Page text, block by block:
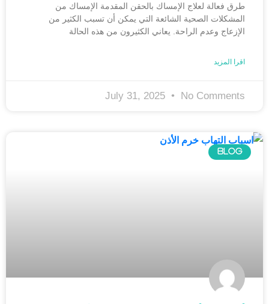
طرق فعالة لعلاج الإمساك بالحقن المقدمة الإمساك من
المشكلات الصحية الشائعة التي يمكن أن تسبب الكثير من
الإزعاج وعدم الراحة. يعاني الكثيرون من هذه الحالة
اقرا المزيد
July 31, 2025 No Comments
BLOG